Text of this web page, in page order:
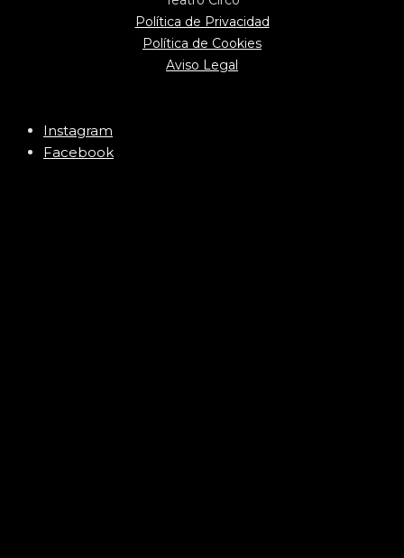
Política de Privacidad
Política de Cookies
Aviso Legal
Instagram
Facebook